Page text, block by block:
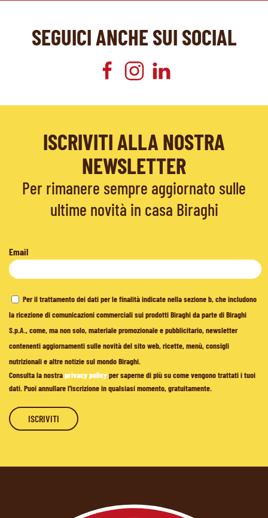
SEGUICI ANCHE SUI SOCIAL
ISCRIVITI ALLA NOSTRA
NEWSLETTER
Per rimanere sempre aggiornato sulle
ultime novità in casa Biraghi
Email
Per il trattamento dei dati per le finalità indicate nella sezione b, che includono
la ricezione di comunicazioni commerciali sui prodotti Biraghi da parte di Biraghi
S.p.A., come, ma non solo, materiale promozionale e pubblicitario, newsletter
contenenti aggiornamenti sulle novità del sito web, ricette, menù, consigli
nutrizionali e altre notizie sul mondo Biraghi.
Consulta la nostraprivacy policyper saperne di più su come vengono trattati i tuoi
dati. Puoi annullare l'iscrizione in qualsiasi momento, gratuitamente.